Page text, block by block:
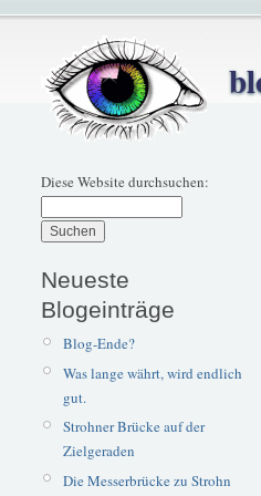
Diese Website durchsuchen:
Neueste
Blogeinträge
Blog-Ende?
Was lange währt, wird endlich
gut.
Strohner Brücke auf der
Zielgeraden
Die Messerbrücke zu Strohn